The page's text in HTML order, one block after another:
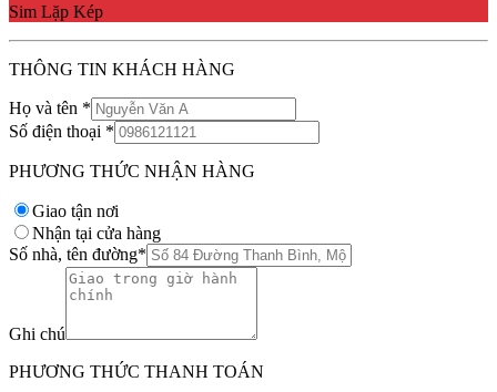
Sim Lặp Kép
THÔNG TIN KHÁCH HÀNG
Họ và tên *
Số điện thoại *
PHƯƠNG THỨC NHẬN HÀNG
Giao tận nơi
Nhận tại cửa hàng
Số nhà, tên đường*
Ghi chú
PHƯƠNG THỨC THANH TOÁN